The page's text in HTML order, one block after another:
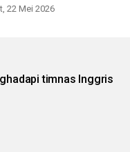
22 Mei 2026
timnas Inggris